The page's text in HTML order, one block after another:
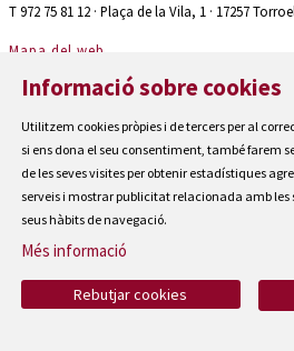
T 972 75 81 12 · Plaça de la Vila, 1 · 17257
Mapa del web
Avís Legal
Cookies
Contactar
|
Accessibilitat
Informació sobre cookies
Utilitzem cookies pròpies i de tercers per al
si ens dona el seu consentiment, també farem
de les seves visites per obtenir estadístiques
serveis i mostrar publicitat relacionada amb les
seus hàbits de navegació.
Més informació
Rebutjar cookies